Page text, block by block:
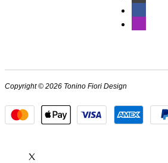
Copyright © 2026 Tonino Fiori Design
X